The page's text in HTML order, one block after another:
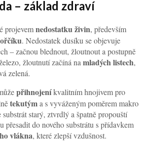
– základ zdraví
projevemnedostatku živin, především
. Nedostatek dusíku se objevuje
– začnou blednout, žloutnout a postupně
žloutnutí začíná na mladých listech,
zelená.
přihnojeníkvalitním hnojivem pro
tekutýma s vyváženým poměrem makro
starý, ztvrdlý a špatně propouští
přesadit do nového substrátu s přídavkem
vlákna, které zlepší vzdušnost.